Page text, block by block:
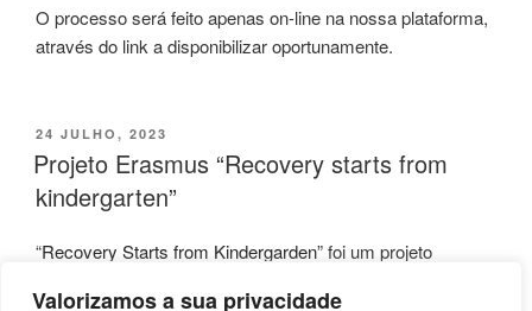
Valorizamos a sua privacidade
O processo será feito apenas on-line na nossa plataforma,
através do link a disponibilizar oportunamente.
PUBLICADO
EM
24 JULHO, 2023
Projeto Erasmus “Recovery starts from
kindergarten”
“Recovery Starts from Kindergarden” foi um projeto